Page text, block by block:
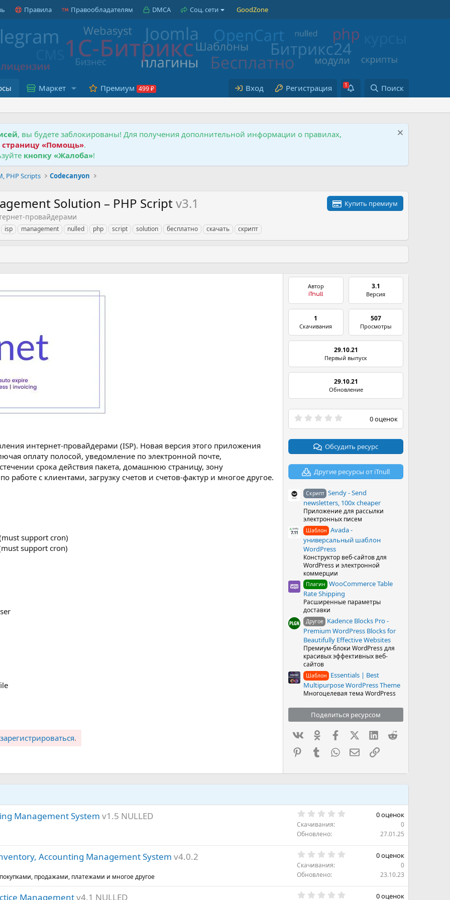
Правила Правообладателям DMCA Соц. сети GoodZone
Маркет Премиум Вход Регистрация Поиск
, вы будете заблокированы! Для получения дополнительной информации о правилах,
страницу «Помощь».
кнопку «Жалоба»!
PHP Scripts Codecanyon
Solution – PHP Scriptv3.1 Купить премиум
провайдерами
isp management nulled php script solution бесплатно скачать скрипт
интернет-провайдерами (ISP). Новая версия этого приложения
оплату полосой, уведомление по электронной почте,
срока действия пакета, домашнюю страницу, зону
работе с клиентами, загрузку счетов и счетов-фактур и многое другое.
support cron)
support cron)
зарегистрироваться.
Автор
iTnull
3.1
Версия
1
Скачивания
507
Просмотры
29.10.21
Первый выпуск
29.10.21
Обновление
0
0
з
в
з
д
0 оценок
Обсудить ресурс
Другие ресурсы от iTnull
Скрипт Sendy - Send
newsletters, 100x cheaper
Приложение для рассылки
электронных писем
Шаблон Avada -
универсальный шаблон
WordPress
Конструктор веб-сайтов для
WordPress и электронной
коммерции
Плагин WooCommerce Table
Rate Shipping
Расширенные параметры
доставки
Другое Kadence Blocks Pro -
Premium WordPress Blocks for
Beautifully Effective Websites
Премиум-блоки WordPress для
красивых эффективных веб-
сайтов
Шаблон
Essentials | Best
Multipurpose WordPress Theme
Многоцелевая тема WordPress
Поделиться ресурсом
ВконтактеОдноклассники
FacebookX (Twitter)
LinkedIn
PinterestTumblrWhatsAppЭлектронная почта
Ссылка
Management System v1.5 NULLED
в
0 оценок
Скачивания
0
Обновлено
27.01.25
Accounting Management System v4.0.2
продажами, платежами и многое другое
в
0 оценок
Скачивания
0
Обновлено
23.10.23
Managementv4.1 NULLED 0 оценок